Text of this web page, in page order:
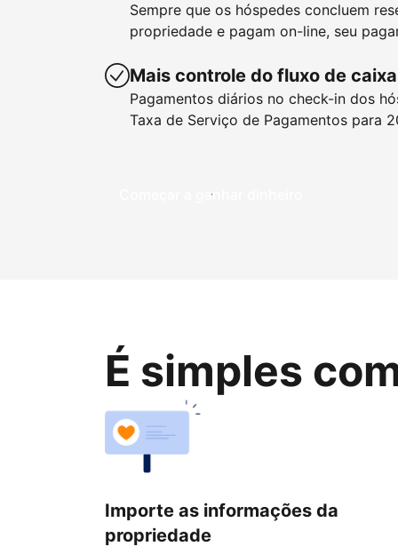
Sempre que os hóspedes concluem
propriedade e pagam on-line, seu
Mais controle do fluxo de caixa
Pagamentos diários no check-in dos
Taxa de Serviço de Pagamentos para
Começar a ganhar dinheiro
É simples
Importe as informações da
propriedade